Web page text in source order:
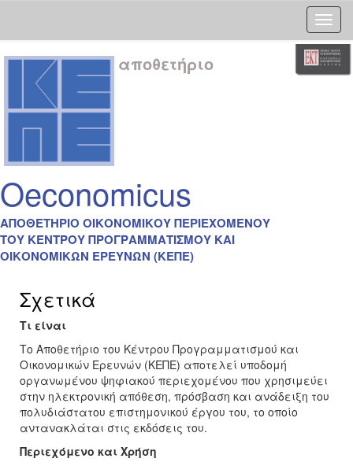
Skip
navigation
αποθετήριο
Oeconomicus
ΑΠΟΘΕΤΗΡΙΟ ΟΙΚΟΝΟΜΙΚΟΥ ΠΕΡΙΕΧΟΜΕΝΟΥ
ΤΟΥ ΚΕΝΤΡΟΥ ΠΡΟΓΡΑΜΜΑΤΙΣΜΟΥ ΚΑΙ
ΟΙΚΟΝΟΜΙΚΩΝ ΕΡΕΥΝΩΝ (ΚΕΠΕ)
Σχετικά
Τι είναι
Το Αποθετήριο του Κέντρου Προγραμματισμού και
Οικονομικών Ερευνών (ΚΕΠΕ) αποτελεί υποδομή
οργανωμένου ψηφιακού περιεχομένου που χρησιμεύει
στην ηλεκτρονική απόθεση, πρόσβαση και ανάδειξη του
πολυδιάστατου επιστημονικού έργου του, το οποίο
αντανακλάται στις εκδόσεις του.
Περιεχόμενο και Χρήση